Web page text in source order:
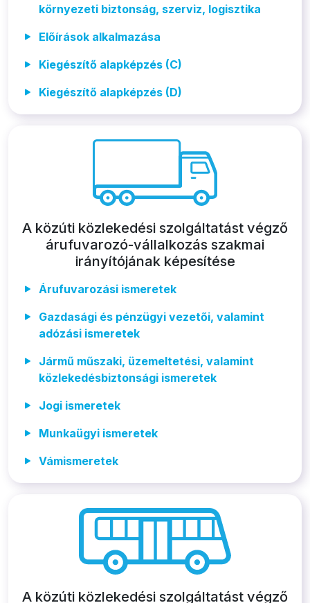
környezeti biztonság, szerviz, logisztika
Előírások alkalmazása
Kiegészítő alapképzés (C)
Kiegészítő alapképzés (D)
A közúti közlekedési szolgáltatást végző
árufuvarozó-vállalkozás szakmai
irányítójának képesítése
Árufuvarozási ismeretek
Gazdasági és pénzügyi vezetői, valamint
adózási ismeretek
Jármű műszaki, üzemeltetési, valamint
közlekedésbiztonsági ismeretek
Jogi ismeretek
Munkaügyi ismeretek
Vámismeretek
A közúti közlekedési szolgáltatást végző